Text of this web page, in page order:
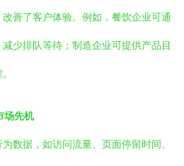
善了客户体验。例如，餐饮企业可通
少排队等待；制造企业可提供产品目
场先机
数据，如访问流量、页面停留时间、